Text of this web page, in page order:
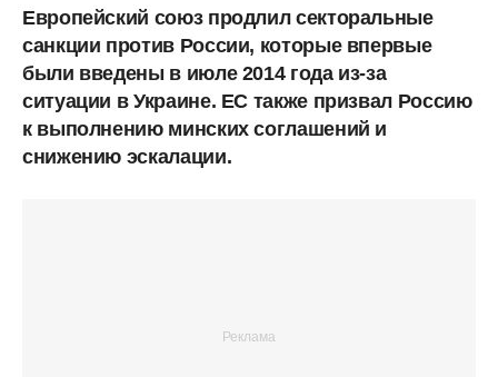
Европейский союз продлил секторальные
санкции против России, которые впервые
были введены в июле 2014 года из-за
ситуации в Украине. ЕС также призвал Россию
к выполнению минских соглашений и
снижению эскалации.